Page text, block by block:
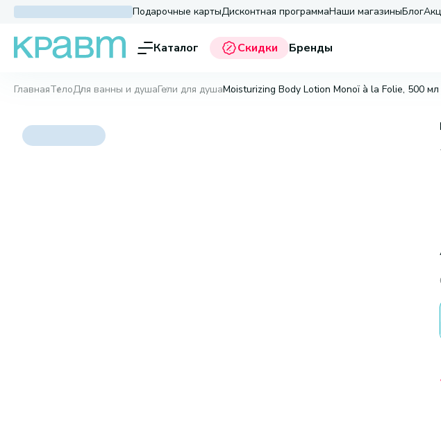
Подарочные картыДисконтная программаНаши магазиныБлог
Каталог Скидки Бренды
ГлавнаяТелоДля ванны и душаГели для душаMoisturizing Body Lotion Monoï à la Folie, 500 мл